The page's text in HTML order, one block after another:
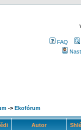
FAQ
-> Ekofórum
Autor